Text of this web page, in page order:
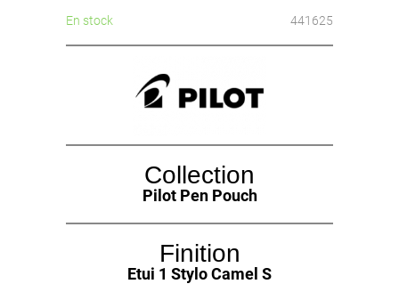
En stock 441625
Collection
Pilot Pen Pouch
Finition
Etui 1 Stylo Camel S